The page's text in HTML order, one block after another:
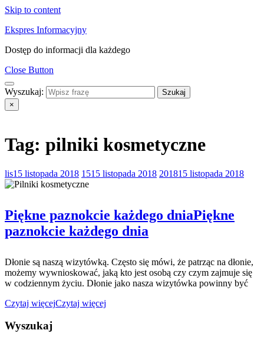
Skip to content
Ekspres Informacyjny
Dostęp do informacji dla każdego
Close Button
Wyszukaj:
×
Tag: pilniki kosmetyczne
lis15 listopada 2018 1515 listopada 2018 201815 listopada 2018
Piękne paznokcie każdego dniaPiękne
paznokcie każdego dnia
Dłonie są naszą wizytówką. Często się mówi, że patrząc na dłonie,
możemy wywnioskować, jaką kto jest osobą czy czym zajmuje się
w codziennym życiu. Dłonie jako nasza wizytówka powinny być
Czytaj więcejCzytaj więcej
Wyszukaj